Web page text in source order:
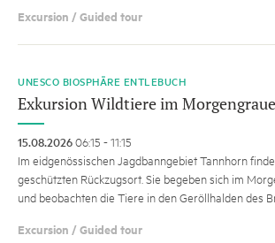
Excursion / Guided tour
UNESCO BIOSPHÄRE ENTLEBUCH
Exkursion Wildtiere im
15.08.202606:15 - 11:15
Im eidgenössischen Jagdbanngebiet Tannhorn
geschützten Rückzugsort. Sie begeben sich im
und beobachten die Tiere in den Geröllhalden des
Excursion / Guided tour